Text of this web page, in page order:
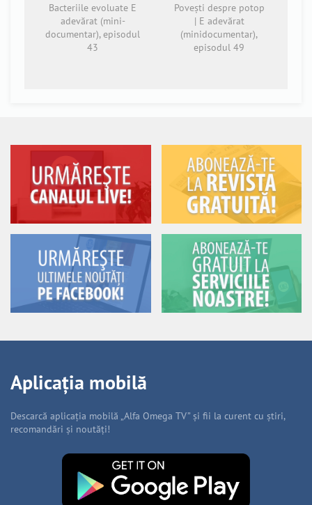
Bacteriile evoluate E
adevărat (mini-
documentar), episodul
43
Povești despre potop
| E adevărat
(minidocumentar),
episodul 49
Aplicația mobilă
Descarcă aplicația mobilă „Alfa Omega TV” și fii la curent cu știri,
recomandări și noutăți!